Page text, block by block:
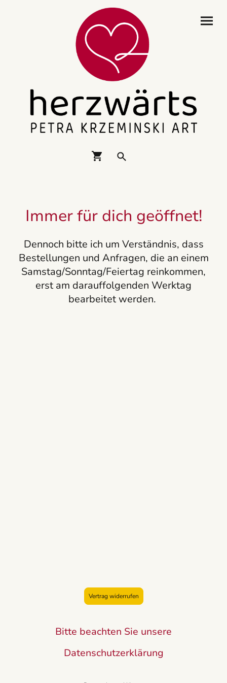
Immer für dich geöffnet!
Dennoch bitte ich um Verständnis, dass
Bestellungen und Anfragen, die an einem
Samstag/Sonntag/Feiertag reinkommen,
erst am darauffolgenden Werktag
bearbeitet werden.
Vertrag widerrufen
Bitte beachten Sie unsere
Datenschutzerklärung